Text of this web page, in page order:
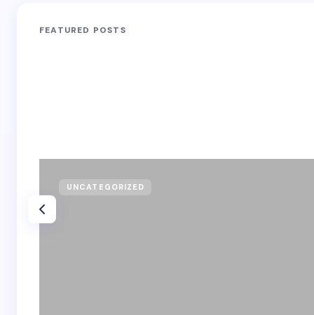
FEATURED POSTS
UNCATEGORIZED